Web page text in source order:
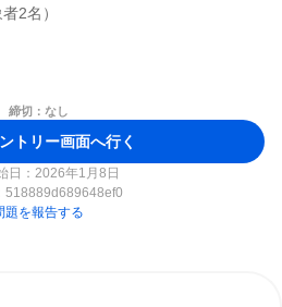
締切：なし
トリー画面へ行く
日：2026年1月8日
518889d689648ef0
題を報告する